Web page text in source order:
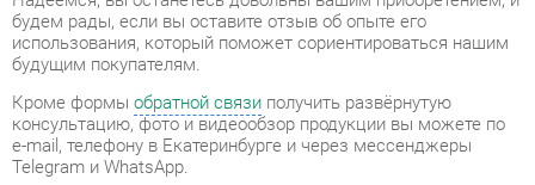
e-mail, телефону в Екатеринбурге и через мессенджеры
Telegram и WhatsApp.
Умывальники также можно сравнить между собой в нашем
Белая, самостоятельно забрав его с нашего центрального
склада в г. Екатеринбург. Полный список адресов и
магазинов смотрите на страницеконтактов.